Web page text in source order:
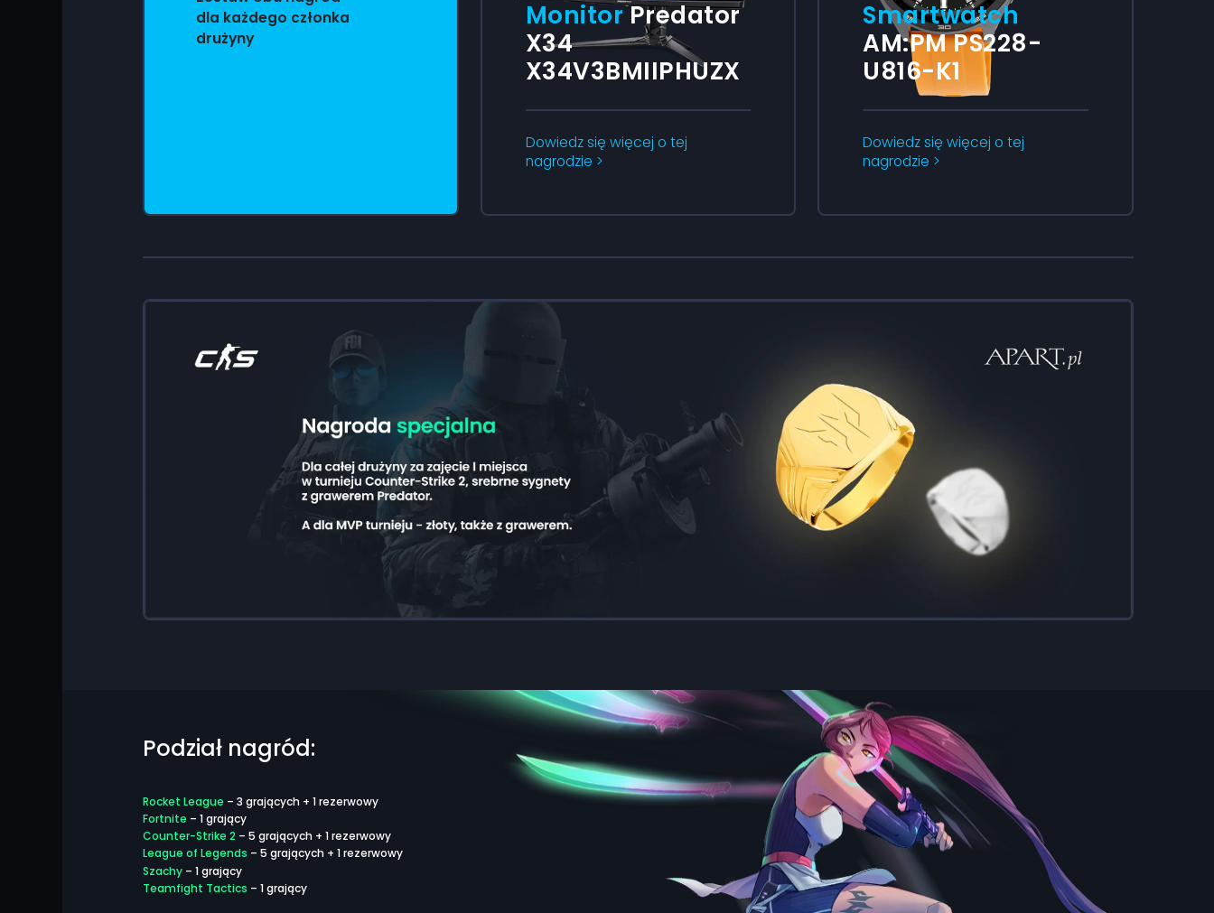
dla każdego członka
drużyny
MonitorPredator
X34
X34V3BMIIPHUZX
Dowiedz się więcej o tej
nagrodzie >
Smartwatch
AM:PM PS228-
U816-K1
Dowiedz się więcej o tej
nagrodzie >
Podział nagród:
Rocket League – 3 grających + 1 rezerwowy
Fortnite – 1 grający
Counter-Strike 2 – 5 grających + 1 rezerwowy
League of Legends – 5 grających + 1 rezerwowy
Szachy – 1 grający
Teamfight Tactics – 1 grający